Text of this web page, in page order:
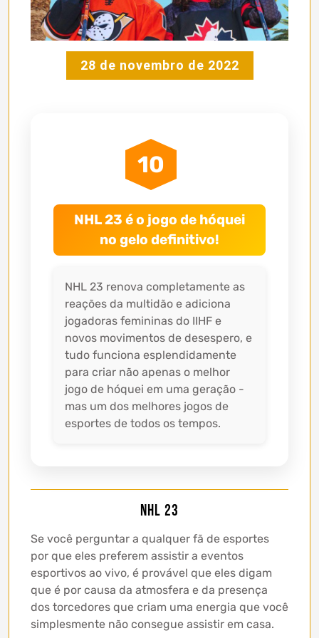
28 de novembro de 2022
10
NHL 23 é o jogo de hóquei
no gelo definitivo!
NHL 23 renova completamente as
reações da multidão e adiciona
jogadoras femininas do IIHF e
novos movimentos de desespero, e
tudo funciona esplendidamente
para criar não apenas o melhor
jogo de hóquei em uma geração -
mas um dos melhores jogos de
esportes de todos os tempos.
NHL 23
Se você perguntar a qualquer fã de esportes
por que eles preferem assistir a eventos
esportivos ao vivo, é provável que eles digam
que é por causa da atmosfera e da presença
dos torcedores que criam uma energia que você
simplesmente não consegue assistir em casa.